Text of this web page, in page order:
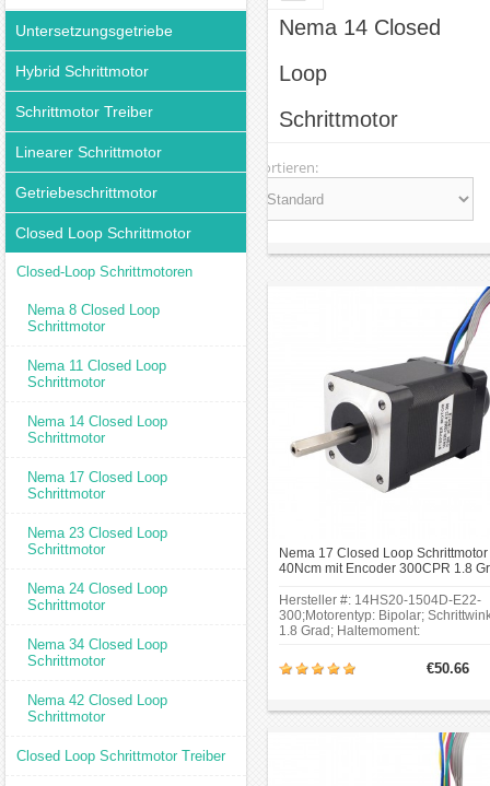
Untersetzungsgetriebe
Hybrid Schrittmotor
Schrittmotor Treiber
Linearer Schrittmotor
Getriebeschrittmotor
Closed Loop Schrittmotor
Closed-Loop Schrittmotoren
Nema 8 Closed Loop
Schrittmotor
Nema 11 Closed Loop
Schrittmotor
Nema 14 Closed Loop
Schrittmotor
Nema 17 Closed Loop
Schrittmotor
Nema 23 Closed Loop
Schrittmotor
Nema 24 Closed Loop
Schrittmotor
Nema 34 Closed Loop
Schrittmotor
Nema 42 Closed Loop
Schrittmotor
Closed Loop Schrittmotor Treiber
Nema 14 Closed
Loop
Schrittmotor
Sortieren:
Nema 17 Closed Loop Schrittmotor
40Ncm mit Encoder 300CPR 1.8
Hersteller #: 14HS20-1504D-E22-
300;Motorentyp: Bipolar;
1.8 Grad; Haltemoment:
x 35mm; Motorlänge:
52mm;Schaftdurchmesser: Φ5mm;
€50.66